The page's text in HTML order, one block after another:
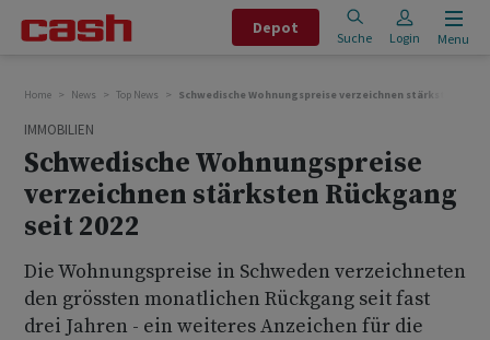
Depot
Suche Login Menu
Home News Top News Schwedische Wohnungspreise verzeichnen stärksten
IMMOBILIEN
Schwedische Wohnungspreise
verzeichnen stärksten Rückgang
seit 2022
Die Wohnungspreise in Schweden verzeichneten
den grössten monatlichen Rückgang seit fast
drei Jahren - ein weiteres Anzeichen für die